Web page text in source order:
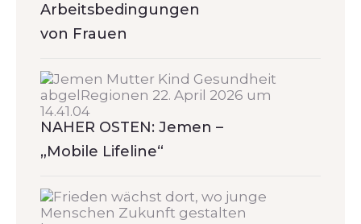
Arbeitsbedingungen
von Frauen
NAHER OSTEN: Jemen –
„Mobile Lifeline“